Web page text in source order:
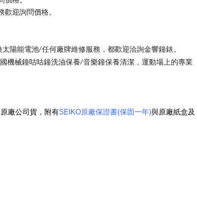
迎詢問價格。
太陽能電池/任何廠牌維修服務，都歡迎洽詢金響鐘錶。
機械鐘咕咕鐘洗油保養/音樂鐘保養清潔，運動場上的專業
原廠公司貨，附有SEIKO原廠保證書(保固一年)與原廠紙盒及